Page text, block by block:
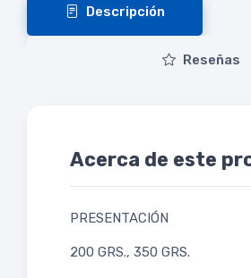
Descripción
Reseñas
Acerca de este
PRESENTACIÓN
200 GRS., 350 GRS.